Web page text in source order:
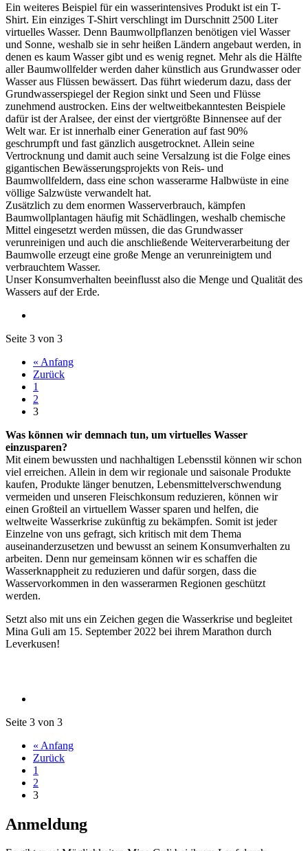
Ein weiteres Beispiel für ein wasserintensives Produkt ist ein T-
Shirt. Ein einziges T-Shirt verschlingt im Durschnitt 2500 Liter
virtuelles Wasser. Denn Baumwollpflanzen benötigen viel Wasser
und Sonne, weshalb sie in sehr heißen Ländern angebaut werden, in
denen es kaum Wasser gibt und es wenig regnet. Mehr als die Hälfte
aller Baumwollfelder werden daher künstlich aus Grundwasser oder
Wasser aus Flüssen bewässert. Das führt wiederum dazu, dass der
Grundwasserspiegel der Region sinkt und Seen und Flüsse
zunehmend austrocken. Eins der weltweitbekanntesten Beispiele
dafür ist der Aralsee, der einst der viertgrößte Binnensee auf der
Welt war. Er ist innerhalb einer Generation auf fast 90%
geschrumpft und fast gänzlich ausgetrocknet. Allein seine
Vertrocknung und damit auch seine Versalzung ist die Folge eines
gigantischen Bewässerungsprojekts von Reis- und
Baumwollfeldern, dass eine schon wasserarme Halbwüste in eine
völlige Salzwüste verwandelt hat.
Zusätzlich zu dem enormen Wasserverbrauch, kämpfen
Baumwollplantagen häufig mit Schädlingen, weshalb chemische
Mittel eingesetzt werden müssen, die das Grundwasser
verunreinigen und auch die anschließende Weiterverarbeitung der
Baumwolle erzeugt eine große Menge an verunreinigtem und
verbrauchtem Wasser.
Unser Konsumverhalten beeinflusst also die Menge und Qualität des
Wassers auf der Erde.
Seite 3 von 3
« Anfang
Zurück
1
2
3
Was können wir demnach tun, um virtuelles Wasser
einzusparen?
Mit einem bewussten und nachhaltigen Lebensstil können wir schon
viel erreichen. Allein in dem wir regionale und saisonale Produkte
kaufen, Produkte länger benutzen, Lebensmittelverschwendung
vermeiden und unseren Fleischkonsum reduzieren, können wir
einen Großteil an virtuellem Wasser sparen und helfen, die
weltweite Wasserkrise zukünftig zu bekämpfen. Somit ist jeder
Einzelne von uns gefragt, sich kritisch mit dem Thema
auseinanderzusetzen und bewusst an seinem Konsumverhalten zu
arbeiten. Denn nur gemeinsam können wir es schaffen die
Wasserknappheit zu reduzieren und dafür sorgen, dass die
Wasservorkommen in den wasserarmen Regionen geschützt
werden.
Setzt also mit uns ein Zeichen gegen die Wasserkrise und begleitet
Mina Guli am 15. September 2022 bei ihrem Marathon durch
Leverkusen!
Seite 3 von 3
« Anfang
Zurück
1
2
3
Anmeldung